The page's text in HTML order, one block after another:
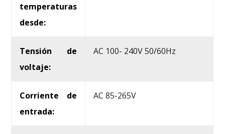
temperaturas
desde:
Tensión de
voltaje:
AC 100- 240V 50/60Hz
Corriente de
entrada:
AC 85-265V